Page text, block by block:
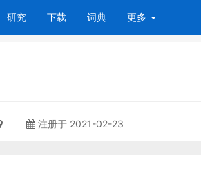
研究 下载 词典 更多
注册于 2021-02-23